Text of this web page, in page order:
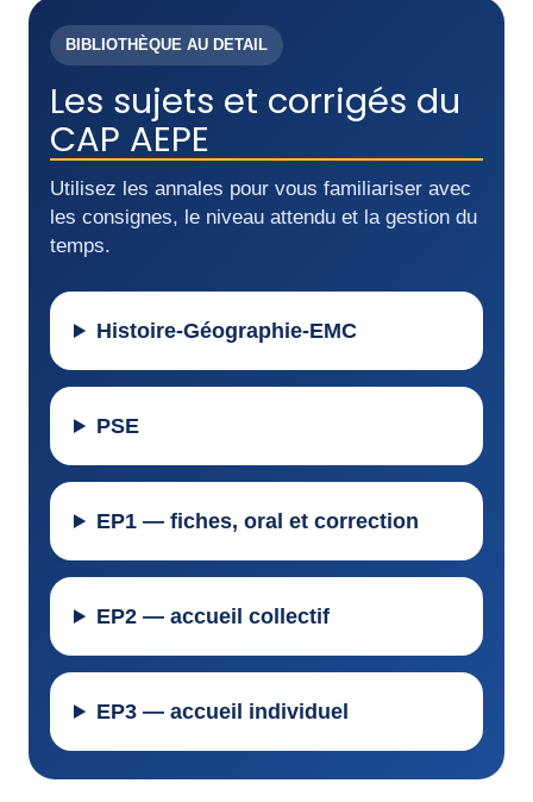
BIBLIOTHÈQUE AU DETAIL
Les sujets et corrigés du
CAP AEPE
Utilisez les annales pour vous familiariser avec
les consignes, le niveau attendu et la gestion du
temps.
Histoire-Géographie-EMC
PSE
EP1 — fiches, oral et correction
EP2 — accueil collectif
EP3 — accueil individuel